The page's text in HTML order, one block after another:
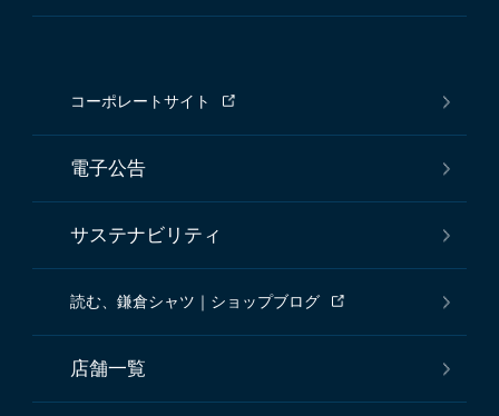
コーポレートサイト
電子公告
サステナビリティ
読む、鎌倉シャツ｜ショップブログ
店舗一覧